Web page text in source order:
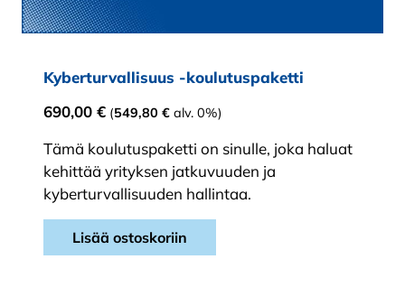
Kyberturvallisuus -koulutuspaketti
690,00 € (549,80 € alv. 0%)
Tämä koulutuspaketti on sinulle, joka haluat
kehittää yrityksen jatkuvuuden ja
kyberturvallisuuden hallintaa.
Lisää ostoskoriin